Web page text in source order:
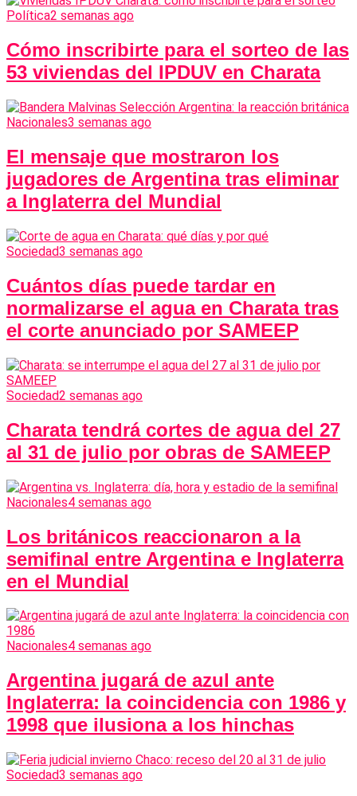
Política2 semanas ago
Cómo inscribirte para el sorteo de las
53 viviendas del IPDUV en Charata
Nacionales3 semanas ago
El mensaje que mostraron los
jugadores de Argentina tras eliminar
a Inglaterra del Mundial
Sociedad3 semanas ago
Cuántos días puede tardar en
normalizarse el agua en Charata tras
el corte anunciado por SAMEEP
Sociedad2 semanas ago
Charata tendrá cortes de agua del 27
al 31 de julio por obras de SAMEEP
Nacionales4 semanas ago
Los británicos reaccionaron a la
semifinal entre Argentina e Inglaterra
en el Mundial
Nacionales4 semanas ago
Argentina jugará de azul ante
Inglaterra: la coincidencia con 1986 y
1998 que ilusiona a los hinchas
Sociedad3 semanas ago